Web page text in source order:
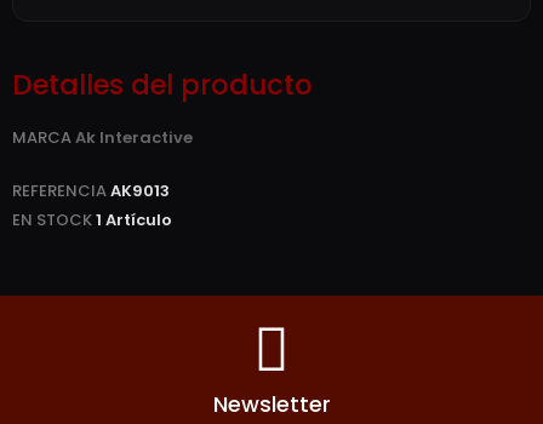
Detalles del producto
MARCAAk Interactive
REFERENCIAAK9013
EN STOCK1 Artículo
Newsletter